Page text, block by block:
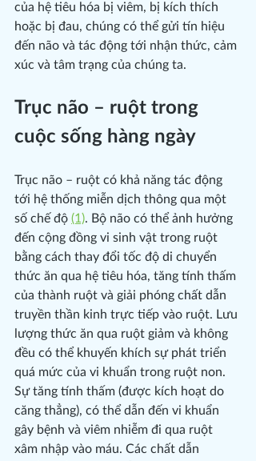
của hệ tiêu hóa bị viêm, bị kích thích
hoặc bị đau, chúng có thể gửi tín hiệu
đến não và tác động tới nhận thức, cảm
xúc và tâm trạng của chúng ta.
Trục não – ruột trong
cuộc sống hàng ngày
Trục não – ruột có khả năng tác động
tới hệ thống miễn dịch thông qua một
số chế độ (1). Bộ não có thể ảnh hưởng
đến cộng đồng vi sinh vật trong ruột
bằng cách thay đổi tốc độ di chuyển
thức ăn qua hệ tiêu hóa, tăng tính thấm
của thành ruột và giải phóng chất dẫn
truyền thần kinh trực tiếp vào ruột. Lưu
lượng thức ăn qua ruột giảm và không
đều có thể khuyến khích sự phát triển
quá mức của vi khuẩn trong ruột non.
Sự tăng tính thấm (được kích hoạt do
căng thẳng), có thể dẫn đến vi khuẩn
gây bệnh và viêm nhiễm đi qua ruột
xâm nhập vào máu. Các chất dẫn